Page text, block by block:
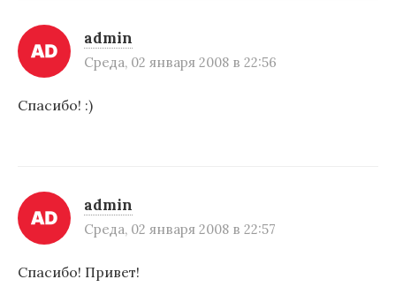
admin
Среда, 02 января 2008 в 22:56
Спасибо! :)
admin
Среда, 02 января 2008 в 22:57
Спасибо! Привет!